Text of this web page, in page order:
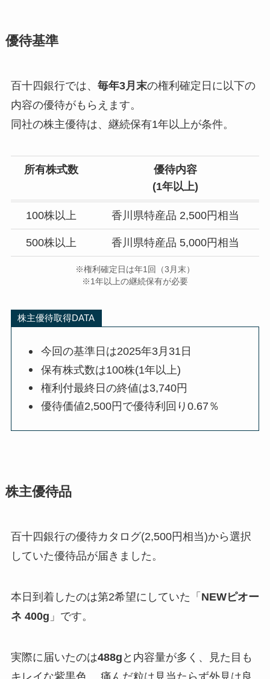
優待基準
百十四銀行では、 毎年3月末の権利確定日に以下の
内容の優待がもらえます。
同社の株主優待は、継続保有1年以上が条件。
所有株式数
優待内容
(1年以上)
100株以上 香川県特産品 2,500円相当
500株以上 香川県特産品 5,000円相当
※権利確定日は年1回（3月末）
※1年以上の継続保有が必要
株主優待取得DATA
今回の基準日は2025年3月31日
保有株式数は100株(1年以上)
権利付最終日の終値は3,740円
優待価値2,500円で優待利回り0.67％
株主優待品
百十四銀行の優待カタログ(2,500円相当)から選択
していた優待品が届きました。
本日到着したのは第2希望にしていた「 NEWピオー
ネ 400g 」です。
実際に届いたのは488g と内容量が多く、見た目も
キレイな紫黒色。 痛んだ粒は見当たらず外見は良